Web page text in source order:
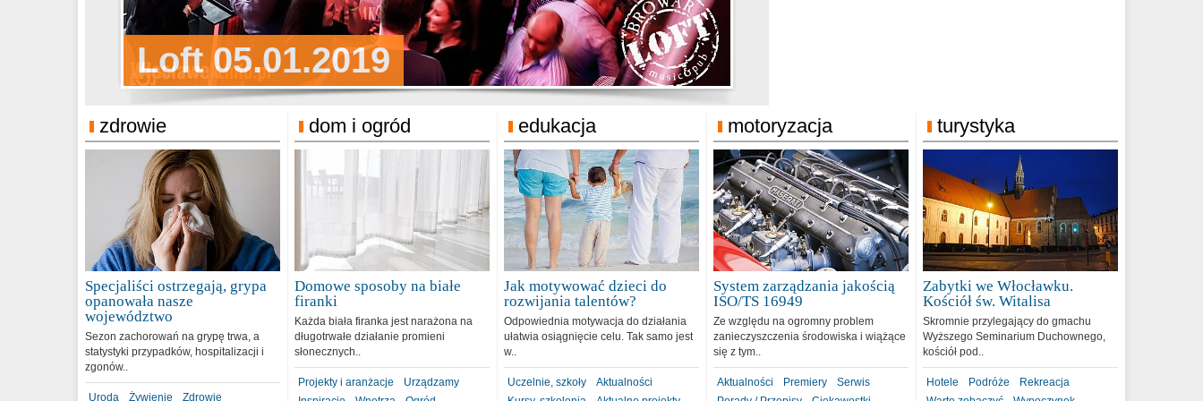
Loft 05.01.2019
Sylwester Podgrodzie 31.12.2018
Sylwester Pensjonat Michelin
31.12.2018
zdrowie
Specjaliści ostrzegają, grypa
opanowała nasze
województwo
Sezon zachorowań na grypę trwa, a
statystyki przypadków, hospitalizacji i
zgonów..
Uroda Żywienie Zdrowie
dom i ogród
Domowe sposoby na białe
firanki
Każda biała firanka jest narażona na
długotrwałe działanie promieni
słonecznych..
Projekty i aranżacje
Urządzamy
edukacja
Jak motywować dzieci do
rozwijania talentów?
Odpowiednia motywacja do działania
ułatwia osiągnięcie celu. Tak samo jest
w..
Uczelnie, szkoły
Aktualności
motoryzacja
System zarządzania jakością
ISO/TS 16949
Ze względu na ogromny problem
zanieczyszczenia środowiska i wiążące
się z tym..
Aktualności Premiery
Serwis
turystyka
Zabytki we Włocławku.
Kościół św. Witalisa
Skromnie przylegający do gmachu
Wyższego Seminarium Duchownego,
kościół pod..
Hotele Podróże
Rekreacja